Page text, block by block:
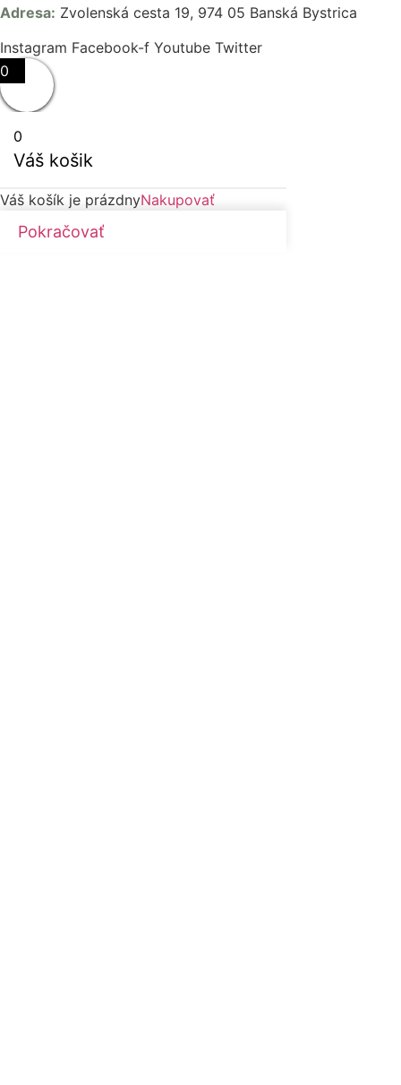
Adresa: Zvolenská cesta 19, 974 05 Banská Bystrica
Instagram Facebook-f Youtube Twitter
0
0
Váš košik
Váš košík je prázdnyNakupovať
Pokračovať